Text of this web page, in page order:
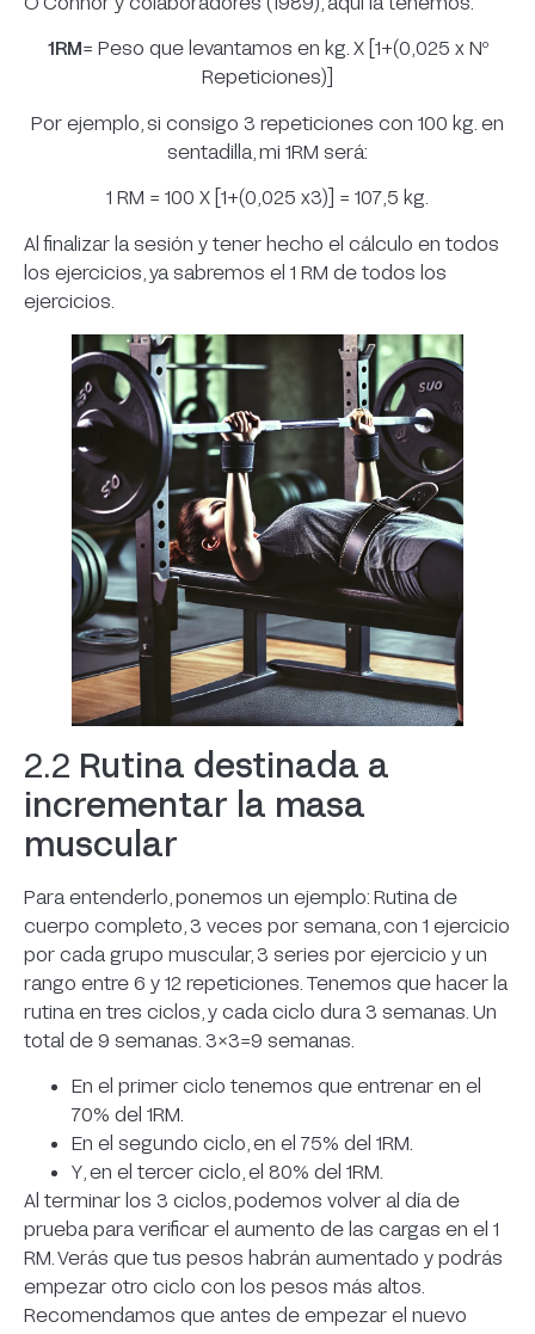
1RM= Peso que levantamos en kg. X [1+(0,025 x Nº
Repeticiones)]
Por ejemplo, si consigo 3 repeticiones con 100 kg. en
sentadilla, mi 1RM será:
1 RM = 100 X [1+(0,025 x3)] = 107,5 kg.
Al finalizar la sesión y tener hecho el cálculo en todos
los ejercicios, ya sabremos el 1 RM de todos los
ejercicios.
2.2 Rutina destinada a
incrementar la masa
muscular
Para entenderlo, ponemos un ejemplo: Rutina de
cuerpo completo, 3 veces por semana, con 1 ejercicio
por cada grupo muscular, 3 series por ejercicio y un
rango entre 6 y 12 repeticiones. Tenemos que hacer la
rutina en tres ciclos, y cada ciclo dura 3 semanas. Un
total de 9 semanas. 3×3=9 semanas.
En el primer ciclo tenemos que entrenar en el
70% del 1RM.
En el segundo ciclo, en el 75% del 1RM.
Y, en el tercer ciclo, el 80% del 1RM.
Al terminar los 3 ciclos, podemos volver al día de
prueba para verificar el aumento de las cargas en el 1
RM. Verás que tus pesos habrán aumentado y podrás
empezar otro ciclo con los pesos más altos.
Recomendamos que antes de empezar el nuevo